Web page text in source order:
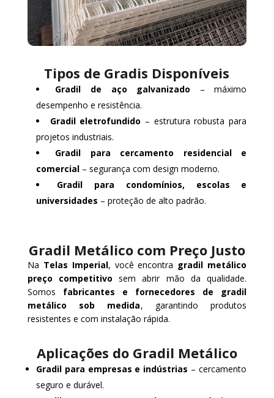
Tipos de Gradis Disponíveis
Gradil de aço galvanizado – máximo
desempenho e resistência.
Gradil eletrofundido – estrutura robusta para
projetos industriais.
Gradil para cercamento residencial e
comercial– segurança com design moderno.
Gradil para condomínios, escolas e
universidades – proteção de alto padrão.
Gradil Metálico com Preço Justo
Na Telas Imperial, você encontra gradil metálico
preço competitivo sem abrir mão da qualidade.
Somos fabricantes e fornecedores de gradil
metálico sob medida, garantindo produtos
resistentes e com instalação rápida.
Aplicações do Gradil Metálico
Gradil para empresas e indústrias – cercamento
seguro e durável.